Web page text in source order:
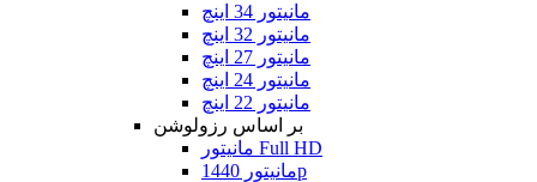
مانیتور 34 اینچ
مانیتور 32 اینچ
مانیتور 27 اینچ
مانیتور 24 اینچ
مانیتور 22 اینچ
بر اساس رزولوشن
مانیتور Full HD
مانیتور 1440p